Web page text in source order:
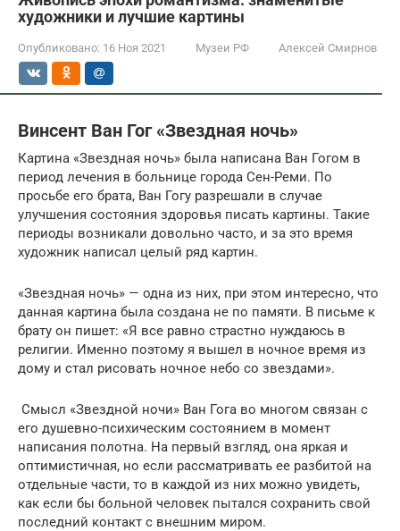
художники и лучшие картины
Опубликовано: 16 Ноя 2021 Музеи РФ Алексей Смирнов
Винсент Ван Гог «Звездная ночь»
Картина «Звездная ночь» была написана Ван Гогом в
период лечения в больнице города Сен-Реми. По
просьбе его брата, Ван Гогу разрешали в случае
улучшения состояния здоровья писать картины. Такие
периоды возникали довольно часто, и за это время
художник написал целый ряд картин.
«Звездная ночь» — одна из них, при этом интересно, что
данная картина была создана не по памяти. В письме к
брату он пишет: «Я все равно страстно нуждаюсь в
религии. Именно поэтому я вышел в ночное время из
дому и стал рисовать ночное небо со звездами».
Смысл «Звездной ночи» Ван Гога во многом связан с
его душевно-психическим состоянием в момент
написания полотна. На первый взгляд, она яркая и
оптимистичная, но если рассматривать ее разбитой на
отдельные части, то в каждой из них можно увидеть,
как если бы больной человек пытался сохранить свой
последний контакт с внешним миром.